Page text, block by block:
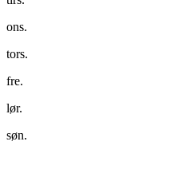
ons.
tors.
fre.
lør.
søn.